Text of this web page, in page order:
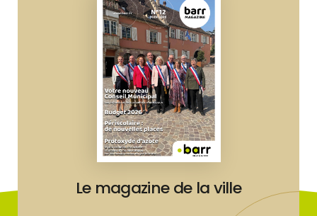
Le magazine de la ville